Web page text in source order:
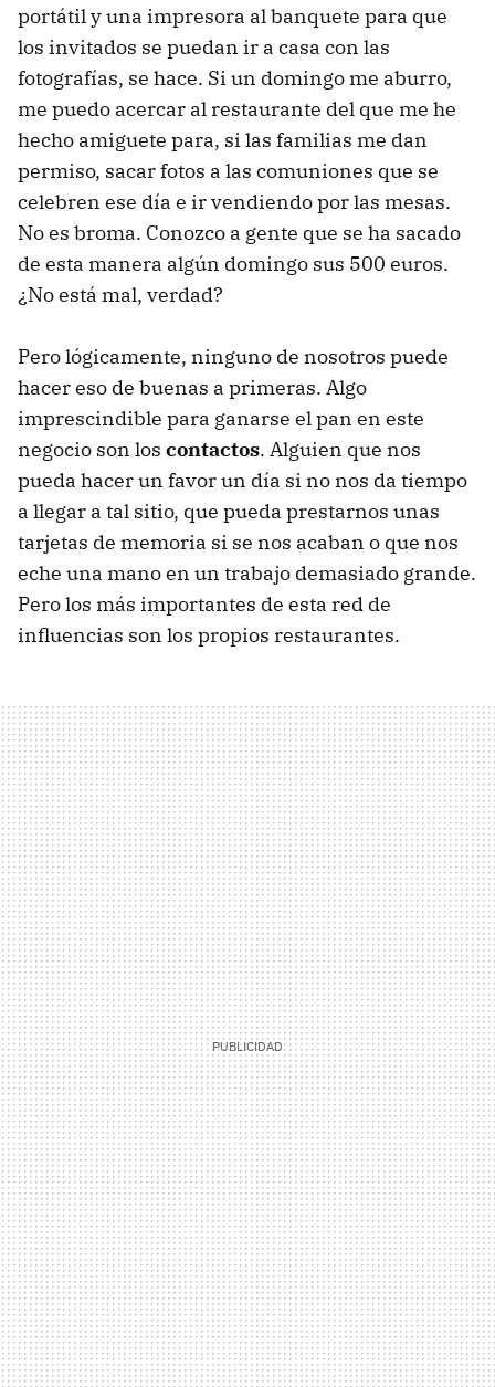
portátil y una impresora al banquete para que
los invitados se puedan ir a casa con las
fotografías, se hace. Si un domingo me aburro,
me puedo acercar al restaurante del que me he
hecho amiguete para, si las familias me dan
permiso, sacar fotos a las comuniones que se
celebren ese día e ir vendiendo por las mesas.
No es broma. Conozco a gente que se ha sacado
de esta manera algún domingo sus 500 euros.
¿No está mal, verdad?
Pero lógicamente, ninguno de nosotros puede
hacer eso de buenas a primeras. Algo
imprescindible para ganarse el pan en este
negocio son los contactos. Alguien que nos
pueda hacer un favor un día si no nos da tiempo
a llegar a tal sitio, que pueda prestarnos unas
tarjetas de memoria si se nos acaban o que nos
eche una mano en un trabajo demasiado grande.
Pero los más importantes de esta red de
influencias son los propios restaurantes.